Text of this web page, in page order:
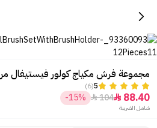
مجموعة فرش مكياج كولور فيستيفال من بي
5
(6)
88.40

104

-15%
شامل الضريبة